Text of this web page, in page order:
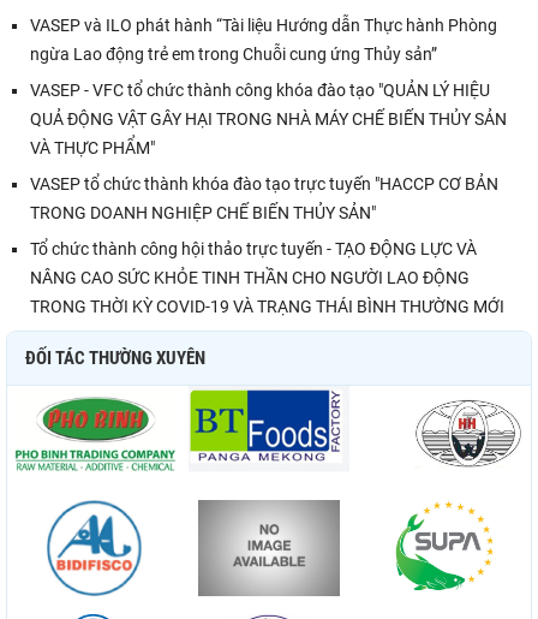
VASEP và ILO phát hành “Tài liệu Hướng dẫn Thực hành Phòng
ngừa Lao động trẻ em trong Chuỗi cung ứng Thủy sản”
VASEP - VFC tổ chức thành công khóa đào tạo "QUẢN LÝ HIỆU
QUẢ ĐỘNG VẬT GÂY HẠI TRONG NHÀ MÁY CHẾ BIẾN THỦY SẢN
VÀ THỰC PHẨM"
VASEP tổ chức thành khóa đào tạo trực tuyến "HACCP CƠ BẢN
TRONG DOANH NGHIỆP CHẾ BIẾN THỦY SẢN"
Tổ chức thành công hội thảo trực tuyến - TẠO ĐỘNG LỰC VÀ
NÂNG CAO SỨC KHỎE TINH THẦN CHO NGƯỜI LAO ĐỘNG
TRONG THỜI KỲ COVID-19 VÀ TRẠNG THÁI BÌNH THƯỜNG MỚI
ĐỐI TÁC THƯỜNG XUYÊN